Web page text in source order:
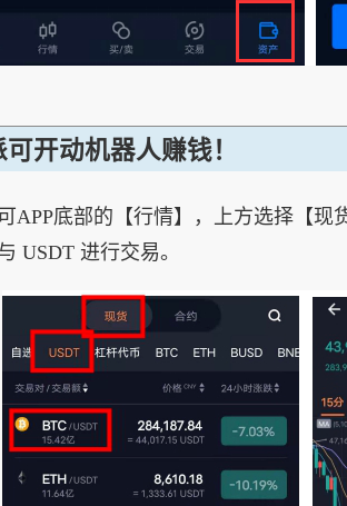
开动机器人赚钱！
APP底部的【行情】，上方选择【现
USDT 进行交易。